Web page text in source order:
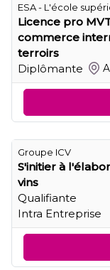
ESA - L'école
Licence pro
commerce
terroirs
Diplômante
Groupe ICV
S'initier à
vins
Qualifiante
Intra Entreprise